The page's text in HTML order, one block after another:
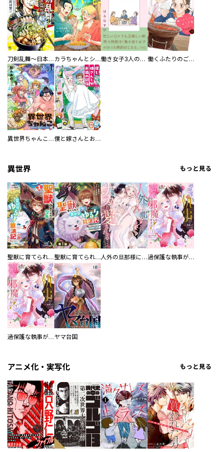
刀剣乱舞～日本号つれづれ酒～ カラちゃんとシトーさんと、 【分冊版】 働き女子3人のおうち晩酌 働くふたりのごほうび飯
異世界ちゃんこ～横綱目前に召喚されたんだが～ 【連載版】 僕と嫁さんとお酒の関係
異世界 もっと見る
聖獣に育てられた少年の異世界ゆるり放浪記～神様からもらったチート魔法で、仲間たちとスローライフを満喫中～ 聖獣に育てられた少年の異世界ゆるり放浪記～神様からもらったチート魔法で、仲間たちとスローライフを満喫中～【分冊版】 人外の旦那様に娶られ毎晩ナカまで愛される…。アンソロジー 過保護な執事が私の婚活を邪魔してきます！ 分冊版
過保護な執事が私の婚活を邪魔してきます！ ヤマ台国
アニメ化・実写化 もっと見る